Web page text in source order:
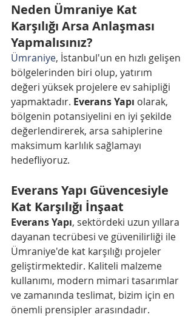
Neden Ümraniye Kat
Karşılığı Arsa Anlaşması
Yapmalısınız?
Ümraniye, İstanbul'un en hızlı gelişen
bölgelerinden biri olup, yatırım
değeri yüksek projelere ev sahipliği
yapmaktadır. Everans Yapı olarak,
bölgenin potansiyelini en iyi şekilde
değerlendirerek, arsa sahiplerine
maksimum karlılık sağlamayı
hedefliyoruz.
Everans Yapı Güvencesiyle
Kat Karşılığı İnşaat
Everans Yapı, sektördeki uzun yıllara
dayanan tecrübesi ve güvenilirliği ile
Ümraniye'de kat karşılığı projeler
geliştirmektedir. Kaliteli malzeme
kullanımı, modern mimari tasarımlar
ve zamanında teslimat, bizim için en
önemli prensipler arasındadır.